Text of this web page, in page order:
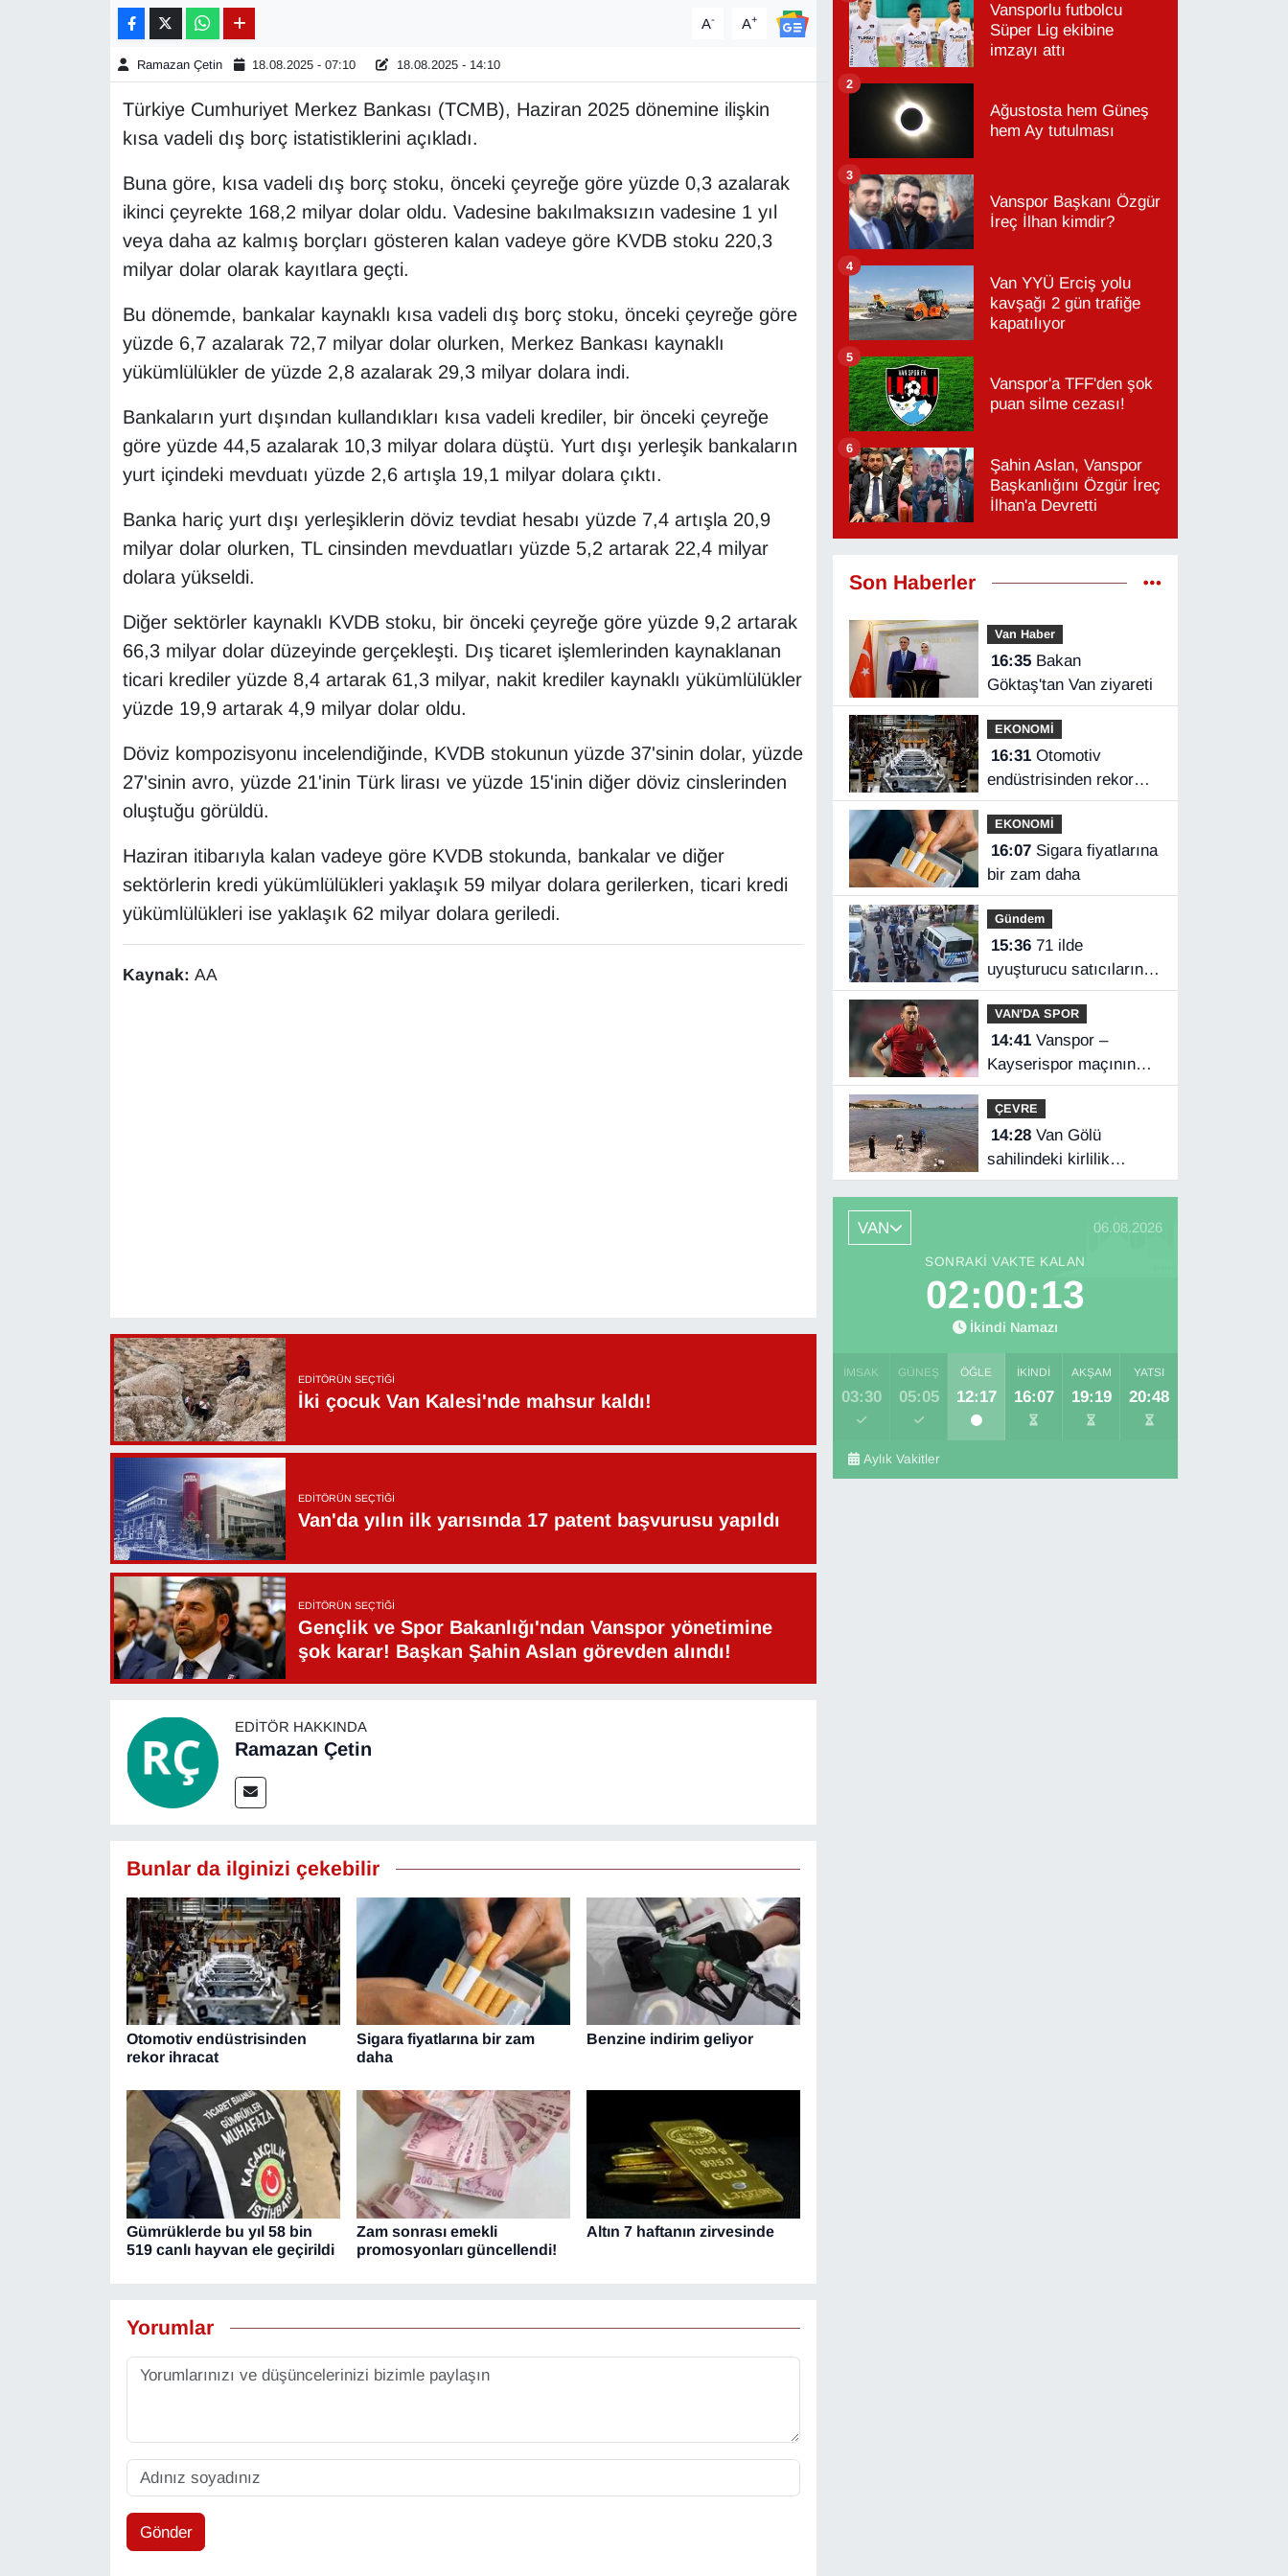
A- A+
Ramazan Çetin 18.08.2025 - 07:10 18.08.2025 - 14:10
Türkiye Cumhuriyet Merkez Bankası (TCMB), Haziran 2025 dönemine ilişkin
kısa vadeli dış borç istatistiklerini açıkladı.
Buna göre, kısa vadeli dış borç stoku, önceki çeyreğe göre yüzde 0,3 azalarak
ikinci çeyrekte 168,2 milyar dolar oldu. Vadesine bakılmaksızın vadesine 1 yıl
veya daha az kalmış borçları gösteren kalan vadeye göre KVDB stoku 220,3
milyar dolar olarak kayıtlara geçti.
Bu dönemde, bankalar kaynaklı kısa vadeli dış borç stoku, önceki çeyreğe göre
yüzde 6,7 azalarak 72,7 milyar dolar olurken, Merkez Bankası kaynaklı
yükümlülükler de yüzde 2,8 azalarak 29,3 milyar dolara indi.
Bankaların yurt dışından kullandıkları kısa vadeli krediler, bir önceki çeyreğe
göre yüzde 44,5 azalarak 10,3 milyar dolara düştü. Yurt dışı yerleşik bankaların
yurt içindeki mevduatı yüzde 2,6 artışla 19,1 milyar dolara çıktı.
Banka hariç yurt dışı yerleşiklerin döviz tevdiat hesabı yüzde 7,4 artışla 20,9
milyar dolar olurken, TL cinsinden mevduatları yüzde 5,2 artarak 22,4 milyar
dolara yükseldi.
Diğer sektörler kaynaklı KVDB stoku, bir önceki çeyreğe göre yüzde 9,2 artarak
66,3 milyar dolar düzeyinde gerçekleşti. Dış ticaret işlemlerinden kaynaklanan
ticari krediler yüzde 8,4 artarak 61,3 milyar, nakit krediler kaynaklı yükümlülükler
yüzde 19,9 artarak 4,9 milyar dolar oldu.
Döviz kompozisyonu incelendiğinde, KVDB stokunun yüzde 37'sinin dolar, yüzde
27'sinin avro, yüzde 21'inin Türk lirası ve yüzde 15'inin diğer döviz cinslerinden
oluştuğu görüldü.
Haziran itibarıyla kalan vadeye göre KVDB stokunda, bankalar ve diğer
sektörlerin kredi yükümlülükleri yaklaşık 59 milyar dolara gerilerken, ticari kredi
yükümlülükleri ise yaklaşık 62 milyar dolara geriledi.
Kaynak: AA
EDITÖRÜN SEÇTIĞI
İki çocuk Van Kalesi'nde mahsur kaldı!
EDITÖRÜN SEÇTIĞI
Van'da yılın ilk yarısında 17 patent başvurusu yapıldı
EDITÖRÜN SEÇTIĞI
Gençlik ve Spor Bakanlığı'ndan Vanspor yönetimine
şok karar! Başkan Şahin Aslan görevden alındı!
EDITÖR HAKKINDA
Ramazan Çetin
Bunlar da ilginizi çekebilir
Otomotiv endüstrisinden
rekor ihracat
Sigara fiyatlarına bir zam
daha
Benzine indirim geliyor
Gümrüklerde bu yıl 58 bin
519 canlı hayvan ele geçirildi
Zam sonrası emekli
promosyonları güncellendi!
Altın 7 haftanın zirvesinde
Yorumlar
Gönder
Vansporlu futbolcu
Süper Lig ekibine
imzayı attı
Ağustosta hem Güneş
hem Ay tutulması
2
Vanspor Başkanı Özgür
İreç İlhan kimdir?
3
Van YYÜ Erciş yolu
kavşağı 2 gün trafiğe
kapatılıyor
4
Vanspor'a TFF'den şok
puan silme cezası!
5
Şahin Aslan, Vanspor
Başkanlığını Özgür İreç
İlhan'a Devretti
6
Son Haberler
Van Haber
16:35Bakan
Göktaş'tan Van ziyareti
EKONOMİ
16:31Otomotiv
endüstrisinden rekor
ihracat
EKONOMİ
16:07Sigara fiyatlarına
bir zam daha
Gündem
15:3671 ilde
uyuşturucu satıcılarına
operasyon
VAN'DA SPOR
14:41Vanspor –
Kayserispor maçının
hakemleri belli oldu
ÇEVRE
14:28Van Gölü
sahilindeki kirlilik
ihbarları üzerine
VAN
06.08.2026
SONRAKI VAKTE KALAN
02:00:12
İkindi Namazı
İMSAK
03:30
GÜNEŞ
05:05
ÖĞLE
12:17
İKINDI
16:07
AKŞAM
19:19
YATSI
20:48
Aylık Vakitler
Gündem
HABERDE İNSAN
Kim Kimdir?
Kültür & Sanat
MAGAZİN
ONE EKONOMİ
POLİTİKA
Resmi İlanlar
Sinema - TV